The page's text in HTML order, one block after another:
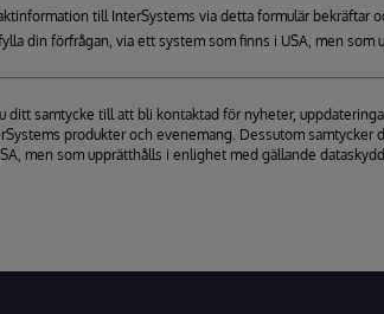
till InterSystems via detta formulär bekräftar
din förfrågan, via ett system som finns i USA, men
ditt samtycke till att bli kontaktad för nyheter,
produkter och evenemang. Dessutom
men som upprätthålls i enlighet med gällande